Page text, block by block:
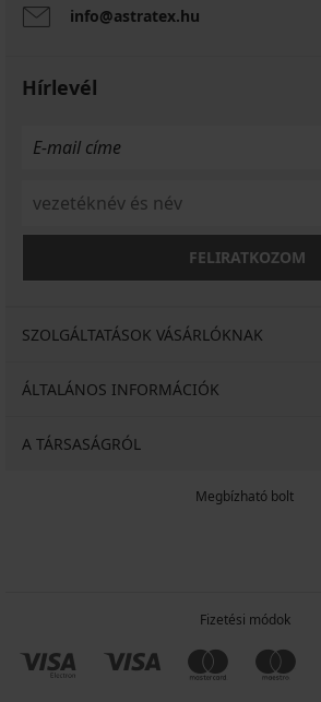
info@astratex.hu
Hírlevél
FELIRATKOZOM
SZOLGÁLTATÁSOK VÁSÁRLÓKNAK
ÁLTALÁNOS INFORMÁCIÓK
A TÁRSASÁGRÓL
Megbízható bolt
Fizetési módok